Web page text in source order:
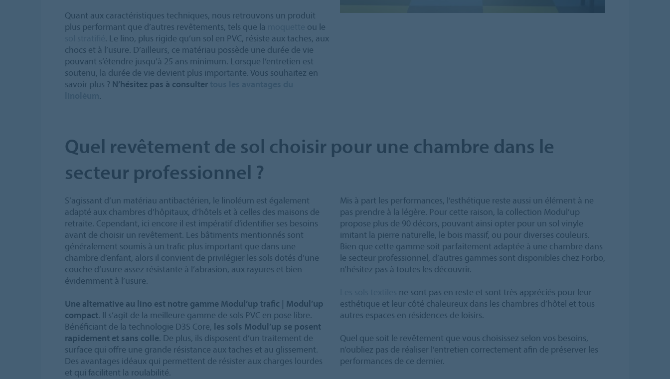
Quant aux caractéristiques techniques, nous retrouvons un produit
plus performant que d’autres revêtements, tels que la
ou le
. Le lino, plus rigide qu’un sol en PVC, résiste aux taches, aux
chocs et à l’usure. D’ailleurs, ce matériau possède une durée de vie
pouvant s’étendre jusqu’à 25 ans minimum. Lorsque l’entretien est
soutenu, la durée de vie devient plus importante. Vous souhaitez en
savoir plus ? N’hésitez pas à consulter
.
Quel revêtement de sol choisir pour une chambre dans le
secteur professionnel ?
S’agissant d’un matériau antibactérien, le linoléum est également
adapté aux chambres d’hôpitaux, d’hôtels et à celles des maisons de
retraite. Cependant, ici encore il est impératif d’identifier ses besoins
avant de choisir un revêtement. Les bâtiments mentionnés sont
généralement soumis à un trafic plus important que dans une
chambre d’enfant, alors il convient de privilégier les sols dotés d’une
couche d’usure assez résistante à l’abrasion, aux rayures et bien
évidemment à l’usure.
Une alternative au lino est notre gamme Modul’up trafic | Modul’up
compact. Il s’agit de la meilleure gamme de sols PVC en pose libre.
Bénéficiant de la technologie D3S Core, les sols Modul’up se posent
rapidement et sans colle. De plus, ils disposent d’un traitement de
surface qui offre une grande résistance aux taches et au glissement.
Des avantages idéaux qui permettent de résister aux charges lourdes
et qui facilitent la roulabilité.
Mis à part les performances, l’esthétique reste aussi un élément à ne
pas prendre à la légère. Pour cette raison, la collection Modul’up
propose plus de 90 décors, pouvant ainsi opter pour un sol vinyle
imitant la pierre naturelle, le bois massif, ou pour diverses couleurs.
Bien que cette gamme soit parfaitement adaptée à une chambre dans
le secteur professionnel, d’autres gammes sont disponibles chez Forbo,
n’hésitez pas à toutes les découvrir.
ne sont pas en reste et sont très appréciés pour leur
esthétique et leur côté chaleureux dans les chambres d’hôtel et tous
autres espaces en résidences de loisirs.
Quel que soit le revêtement que vous choisissez selon vos besoins,
n’oubliez pas de réaliser l’entretien correctement afin de préserver les
performances de ce dernier.